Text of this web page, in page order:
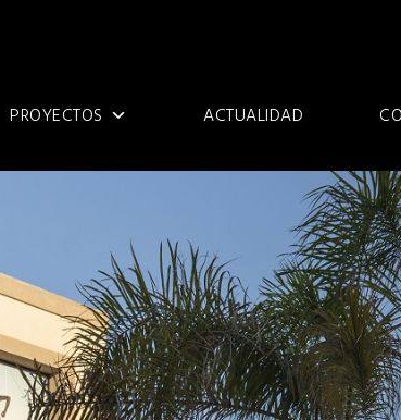
PROYECTOS ACTUALIDAD